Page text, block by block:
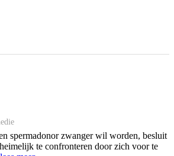
spermadonor zwanger wil worden, besluit
te confronteren door zich voor te